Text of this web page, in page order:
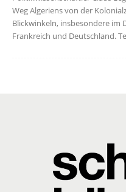
Weg Algeriens von der
Blickwinkeln, insbesondere im
Frankreich und Deutschland.